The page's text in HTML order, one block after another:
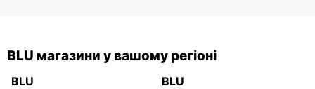
BLU магазини у вашому регіоні
BLU BLU